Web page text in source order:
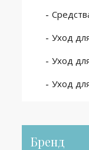
Уход
Уход
Уход
Бренд